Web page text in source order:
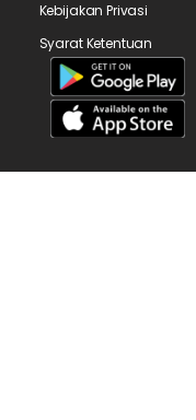
Kebijakan Privasi
Syarat Ketentuan